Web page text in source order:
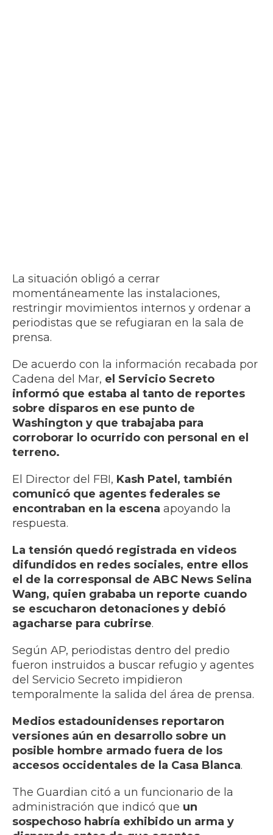
La situación obligó a cerrar
momentáneamente las instalaciones,
restringir movimientos internos y ordenar a
periodistas que se refugiaran en la sala de
prensa.
De acuerdo con la información recabada por
Cadena del Mar, el Servicio Secreto
informó que estaba al tanto de reportes
sobre disparos en ese punto de
Washington y que trabajaba para
corroborar lo ocurrido con personal en el
terreno.
El Director del FBI, Kash Patel, también
comunicó que agentes federales se
encontraban en la escena apoyando la
respuesta.
La tensión quedó registrada en videos
difundidos en redes sociales, entre ellos
el de la corresponsal de ABC News Selina
Wang, quien grababa un reporte cuando
se escucharon detonaciones y debió
agacharse para cubrirse.
Según AP, periodistas dentro del predio
fueron instruidos a buscar refugio y agentes
del Servicio Secreto impidieron
temporalmente la salida del área de prensa.
Medios estadounidenses reportaron
versiones aún en desarrollo sobre un
posible hombre armado fuera de los
accesos occidentales de la Casa Blanca.
The Guardian citó a un funcionario de la
administración que indicó que un
sospechoso habría exhibido un arma y